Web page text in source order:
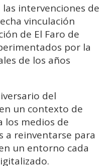
intervenciones de
vinculación
de El Faro de
por la
de los años
del
un contexto de
los medios de
a reinventarse para
un entorno cada